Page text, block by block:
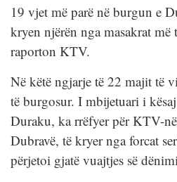
19 vjet më parë në burgun e
kryen njërën nga masakrat më
raporton KTV.
Në këtë ngjarje të 22 majit të
të burgosur. I mbijetuari i
Duraku, ka rrëfyer për KTV-
Dubravë, të kryer nga forcat
përjetoi gjatë vuajtjes së